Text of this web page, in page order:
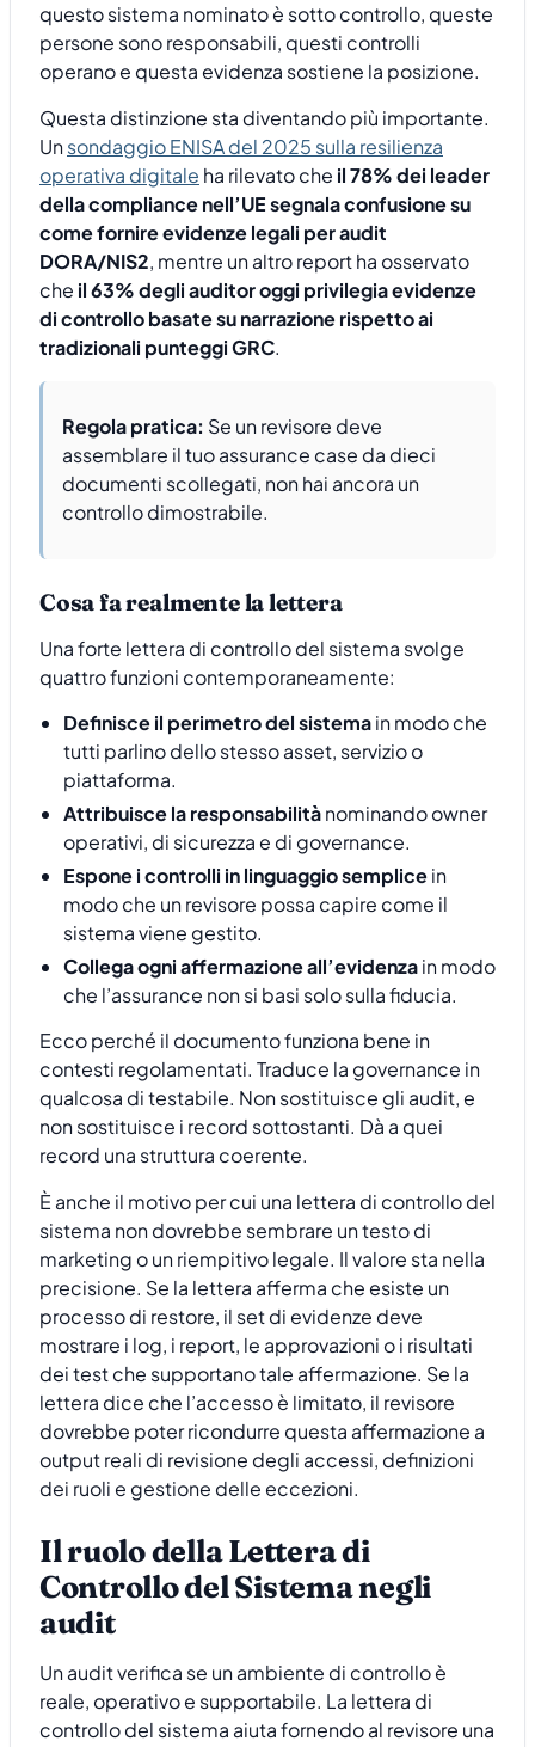
questo sistema nominato è sotto controllo, queste
persone sono responsabili, questi controlli
operano e questa evidenza sostiene la posizione.
Questa distinzione sta diventando più importante.
Unsondaggio ENISA del 2025 sulla resilienza
operativa digitale ha rilevato che il 78% dei leader
della compliance nell’UE segnala confusione su
come fornire evidenze legali per audit
DORA/NIS2, mentre un altro report ha osservato
che il 63% degli auditor oggi privilegia evidenze
di controllo basate su narrazione rispetto ai
tradizionali punteggi GRC.
Regola pratica: Se un revisore deve
assemblare il tuo assurance case da dieci
documenti scollegati, non hai ancora un
controllo dimostrabile.
Cosa fa realmente la lettera
Una forte lettera di controllo del sistema svolge
quattro funzioni contemporaneamente:
Definisce il perimetro del sistemain modo che
tutti parlino dello stesso asset, servizio o
piattaforma.
Attribuisce la responsabilitànominando owner
operativi, di sicurezza e di governance.
Espone i controlli in linguaggio semplicein
modo che un revisore possa capire come il
sistema viene gestito.
Collega ogni affermazione all’evidenzain modo
che l’assurance non si basi solo sulla fiducia.
Ecco perché il documento funziona bene in
contesti regolamentati. Traduce la governance in
qualcosa di testabile. Non sostituisce gli audit, e
non sostituisce i record sottostanti. Dà a quei
record una struttura coerente.
È anche il motivo per cui una lettera di controllo del
sistema non dovrebbe sembrare un testo di
marketing o un riempitivo legale. Il valore sta nella
precisione. Se la lettera afferma che esiste un
processo di restore, il set di evidenze deve
mostrare i log, i report, le approvazioni o i risultati
dei test che supportano tale affermazione. Se la
lettera dice che l’accesso è limitato, il revisore
dovrebbe poter ricondurre questa affermazione a
output reali di revisione degli accessi, definizioni
dei ruoli e gestione delle eccezioni.
Il ruolo della Lettera di
Controllo del Sistema negli
audit
Un audit verifica se un ambiente di controllo è
reale, operativo e supportabile. La lettera di
controllo del sistema aiuta fornendo al revisore una